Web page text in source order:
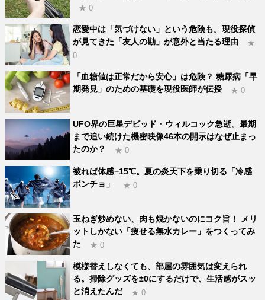
★ 0
恋愛中は「気づけない」という危険も。現役探偵
が見てきた「友人の勘」が意外と当たる理由
★
0
「血糖値は正常だから安心」は危険？ 糖尿病「早
期発見」のための基礎を現役医師が伝授
★ 0
UFO界の巨星デビッド・ウィルコック急逝。最期
まで追い続けた機密映像46本の開示はなぜ止まっ
たのか？
★ 0
被れば体感−15℃。夏の炎天下を乗り切る「冷感
ポンチョ」
★ 0
玉ねぎ炒めない、肉も焼かないのにコク旨！ メリ
ットしかない「痩せる無水カレー」をつくってみ
た
★ 0
模様替えしなくても、部屋の雰囲気は変えられ
る。掃除グッズを±0にするだけで、生活感がスッ
と消えたんだ
★ 0